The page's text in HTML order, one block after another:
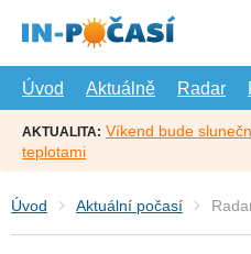
hlavní
Úvod
Aktuálně Radar
AKTUALITA: Víkend bude
teplotami
Úvod Aktuální počasí